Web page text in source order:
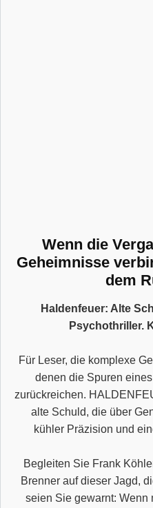
Wenn die
Geheimnisse
dem
Haldenfeuer: Alte
Psychothriller.
Für Leser, die komplexe
denen die Spuren
zurückreichen.
alte Schuld, die über
kühler Präzision und
Begleiten Sie Frank
Brenner auf dieser Jagd,
seien Sie gewarnt: Wenn